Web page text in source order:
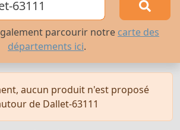
parcourir notre carte des
départements ici.
aucun produit n'est proposé
de Dallet-63111